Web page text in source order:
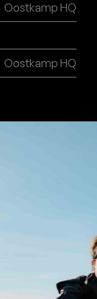
Oostkamp HQ
Oostkamp HQ